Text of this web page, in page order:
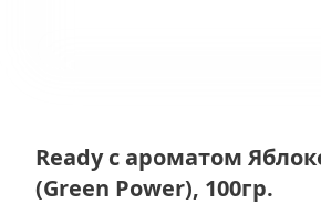
Ready с ароматом
(Green Power), 100гр.